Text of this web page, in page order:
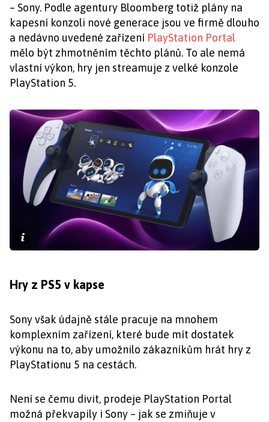
– Sony. Podle agentury Bloomberg totiž plány na
kapesní konzoli nové generace jsou ve firmě dlouho
a nedávno uvedené zařízení PlayStation Portal
mělo být zhmotněním těchto plánů. To ale nemá
vlastní výkon, hry jen streamuje z velké konzole
PlayStation 5.
Hry z PS5 v kapse
Sony však údajně stále pracuje na mnohem
komplexním zařízení, které bude mít dostatek
výkonu na to, aby umožnilo zákazníkům hrát hry z
PlayStationu 5 na cestách.
Není se čemu divit, prodeje PlayStation Portal
možná překvapily i Sony – jak se zmiňuje v